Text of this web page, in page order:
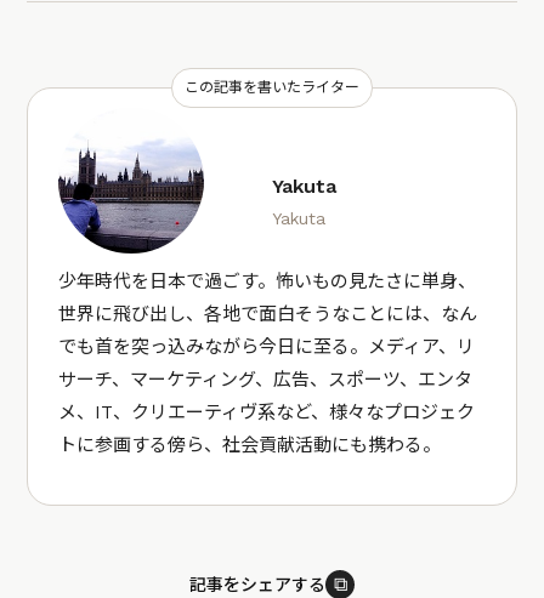
この記事を書いたライター
Yakuta
Yakuta
少年時代を日本で過ごす。怖いもの見たさに単身、
世界に飛び出し、各地で面白そうなことには、なん
でも首を突っ込みながら今日に至る。メディア、リ
サーチ、マーケティング、広告、スポーツ、エンタ
メ、IT、クリエーティヴ系など、様々なプロジェク
トに参画する傍ら、社会貢献活動にも携わる。
記事をシェアする ⧉